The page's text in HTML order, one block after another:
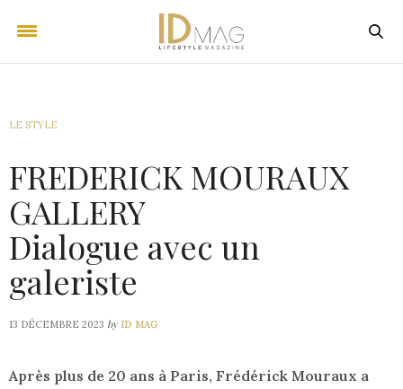
LE STYLE
FREDERICK MOURAUX
GALLERY
Dialogue avec un
galeriste
13 DÉCEMBRE 2023 by ID MAG
Après plus de 20 ans à Paris, Frédérick Mouraux a